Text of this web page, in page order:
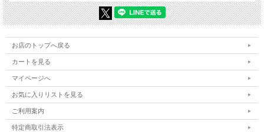
お店のトップへ戻る
カートを見る
マイページへ
お気に入りリストを見る
ご利用案内
特定商取引法表示